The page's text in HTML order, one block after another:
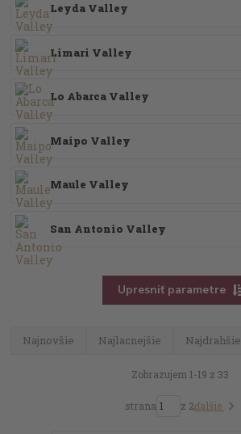
Leyda Valley
Limari Valley
Lo Abarca Valley
Maipo Valley
Maule Valley
San Antonio Valley
Upresniť parametre
Najnovšie Najlacnejšie Najdrahšie
Zobrazujem 1-19 z 33
strana z 2ďalšie